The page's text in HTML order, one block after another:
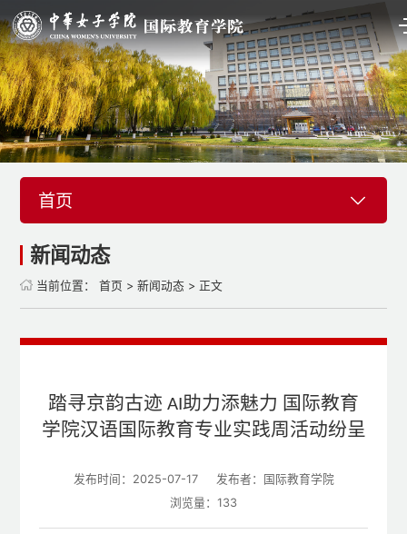
首页
新闻动态
当前位置： 首页 > 新闻动态 > 正文
踏寻京韵古迹 AI助力添魅力 国际教育
学院汉语国际教育专业实践周活动纷呈
发布时间：2025-07-17
发布者：国际教育学院
浏览量： 133